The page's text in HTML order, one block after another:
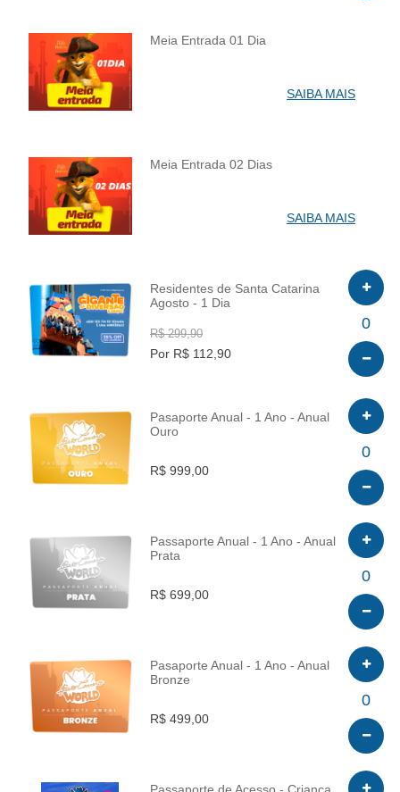
INFO
Meia Entrada 01 Dia
SAIBA MAIS
INFO
Meia Entrada 02 Dias
SAIBA MAIS
INFO
Residentes de Santa Catarina
Agosto - 1 Dia
R$ 299,90
Por R$ 112,90
0
INFO
Pasaporte Anual - 1 Ano - Anual
Ouro
R$ 999,00
0
INFO
Passaporte Anual - 1 Ano - Anual
Prata
R$ 699,00
0
INFO
Pasaporte Anual - 1 Ano - Anual
Bronze
R$ 499,00
0